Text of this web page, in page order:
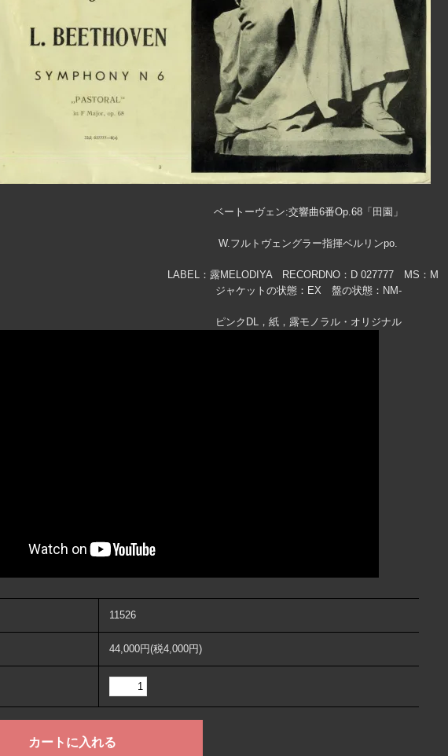
ベートーヴェン:交響曲6番Op.68「田園」
W.フルトヴェングラー指揮ベルリンpo.
LABEL：露MELODIYA RECORDNO：D 027777 MS：M
ジャケットの状態：EX 盤の状態：NM-
ピンクDL，紙，露モノラル・オリジナル
11526
44,000円(税4,000円)